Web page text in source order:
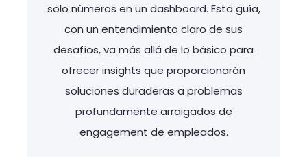
solo números en un dashboard. Esta guía,
con un entendimiento claro de sus
desafíos, va más allá de lo básico para
ofrecer insights que proporcionarán
soluciones duraderas a problemas
profundamente arraigados de
engagement de empleados.